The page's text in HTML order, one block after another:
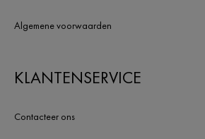
Algemene voorwaarden
KLANTENSERVICE
Contacteer ons